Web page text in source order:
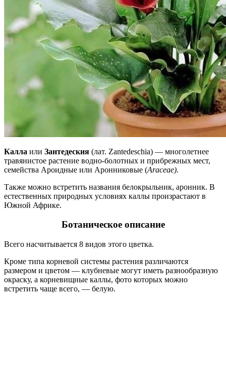
Калла или Зантедеския (лат. Zantedeschia) — многолетнее
травянистое растение водно-болотных и прибрежных мест,
семейства Ароидные или Аронниковые (Araceae).
Также можно встретить названия белокрыльник, аронник. В
естественных природных условиях каллы произрастают в
Южной Африке.
Ботаническое описание
Всего насчитывается 8 видов этого цветка.
Кроме типа корневой системы растения различаются
размером и цветом — клубневые могут иметь разнообразную
окраску, а корневищные каллы, фото которых можно
встретить чаще всего, — белую.